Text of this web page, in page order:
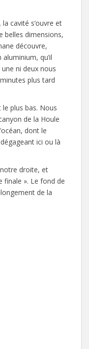
cavité s’ouvre et
belles dimensions,
découvre,
qu’il
une ni deux nous
plus tard
plus bas. Nous
de la Houle
dont le
ici ou là
droite, et
finale ». Le fond de
de la